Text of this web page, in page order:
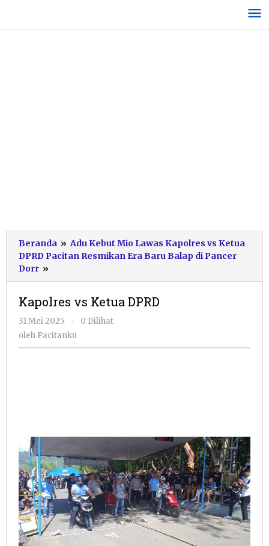
konten
Beranda » Adu Kebut Mio Lawas Kapolres vs Ketua
DPRD Pacitan Resmikan Era Baru Balap di Pancer
Dorr »
vs
DPRD
Kapolres vs Ketua DPRD
31 Mei 2025
oleh
Pacitanku
-
0 Dilihat
oleh Pacitanku